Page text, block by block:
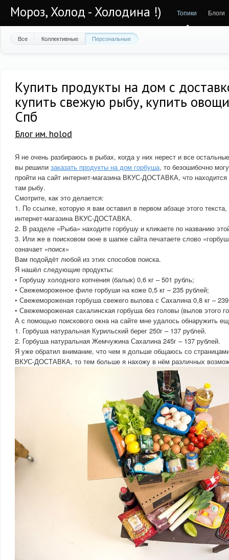
Мороз, Холод - Холодина !) Топики Блоги
Все Коллективные Персональные
Купить продукты на дом с
купить свежую рыбу, купить
Спб
Блог им. holod
Я не очень разбираюсь в рыбах, когда у них нерест и все
вы решили заказать продукты на дом горбуша, то безошибочно
пройти на сайт интернет-магазина ВКУС-ДОСТАВКА, что находится
там рыбу.
Смотрите, как это делается:
1. По ссылке, которую я вам оставил в первом абзаце этого
интернет-магазина ВКУС-ДОСТАВКА.
2. В разделе «Рыба» находите горбушу и кликаете по названию
3. Или же в поисковом окне в шапке сайта печатаете слово
означает «поиск»
Вам подойдёт любой из этих способов поиска.
Я нашёл следующие продукты:
• Горбушу холодного копчения (балык) 0,6 кг – 501 рубль;
• Свежемороженое филе горбуши на коже 0,5 кг – 235 рублей;
• Свежемороженая горбуша свежего вылова с Сахалина 0,8 кг –
• Свежемороженая сахалинская горбуша без головы (вылов этого
А с помощью поискового окна на сайте мне удалось обнаружить
1. Горбуша натуральная Курильский берег 250г – 137 рублей.
2. Горбуша натуральная Жемчужина Сахалина 245г – 137 рублей.
Я уже обратил внимание, что чем я дольше общаюсь со страницами
ВКУС-ДОСТАВКА, то тем больше я нахожу в нём различных